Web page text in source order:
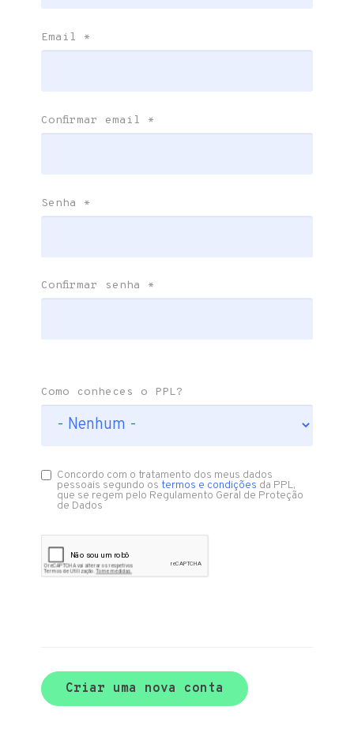
Email *
Confirmar email *
Senha *
Confirmar senha *
Como conheces o PPL?
Concordo com o tratamento dos meus dados
pessoais segundo ostermos e condições da PPL,
que se regem pelo Regulamento Geral de Proteção
de Dados
Criar uma nova conta